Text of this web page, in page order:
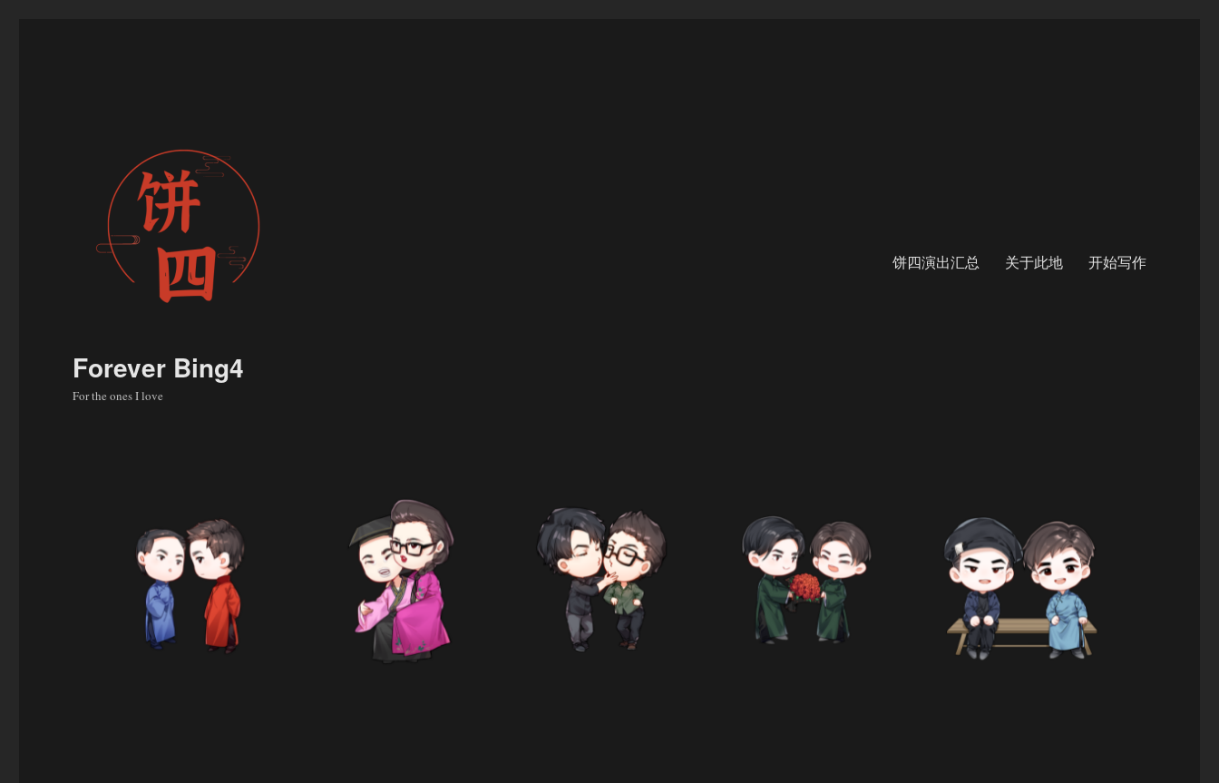
Forever Bing4
For the ones I love
饼四演出汇总 关于此地 开始写作